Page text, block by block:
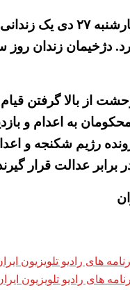
در یک واقعه
از بالا گرفتن
به اعدام و
رژیم شکنجه و
عدالت قرار